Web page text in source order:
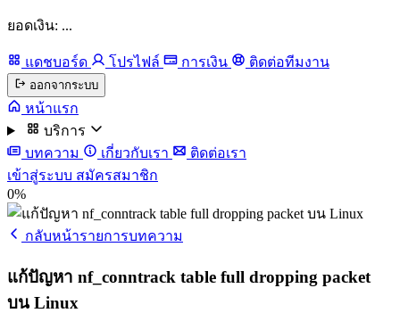
ยอดเงิน: ...
แดชบอร์ด โปรไฟล์ การเงิน ติดต่อทีมงาน
ออกจากระบบ
หน้าแรก
บริการ
บทความ
เกี่ยวกับเรา
ติดต่อเรา
เข้าสู่ระบบ สมัครสมาชิก
0%
กลับหน้ารายการบทความ
แก้ปัญหา nf_conntrack table full dropping packet
บน Linux